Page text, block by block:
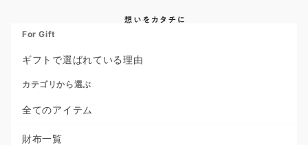
For Gift
ギフトで選ばれている理由
カテゴリから選ぶ
全てのアイテム
財布一覧